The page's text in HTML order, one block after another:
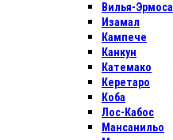
Вилья-Эрмоса
Изамал
Кампече
Канкун
Катемако
Керетаро
Коба
Лос-Кабос
Мансанильо